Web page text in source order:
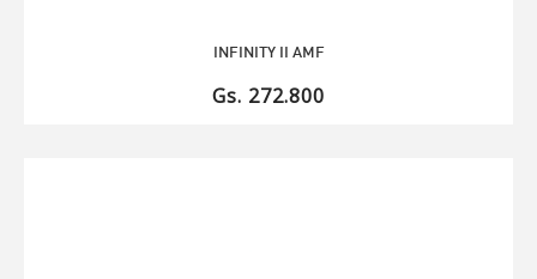
INFINITY II AMF
Gs. 272.800